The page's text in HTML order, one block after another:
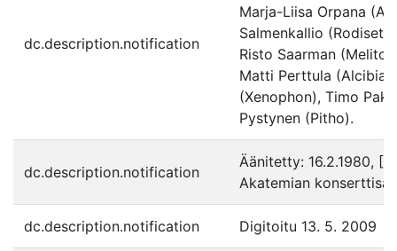
dc.description.notification
Marja-Liisa Orpana
Salmenkallio
Risto Saarman
Matti Perttula
(Xenophon), Timo
Pystynen (Pitho).
dc.description.notification
Äänitetty: 16.2.1980,
Akatemian
dc.description.notification Digitoitu 13. 5. 2009